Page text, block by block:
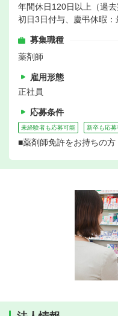
年間休日120日以上（過
初日3日付与、慶弔休暇：
募集職種
薬剤師
雇用形態
正社員
応募条件
未経験者も応募可能 新卒も応募
■薬剤師免許をお持ちの方